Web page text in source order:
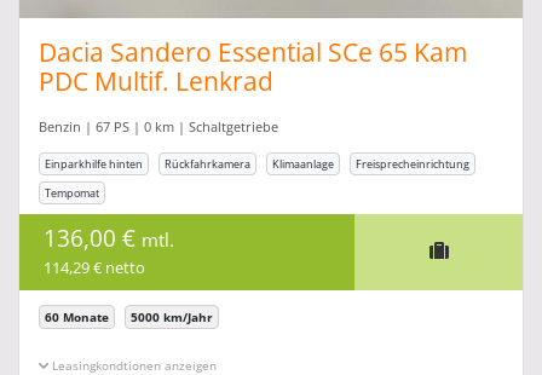
Dacia Sandero Essential SCe 65 Kam
PDC Multif. Lenkrad
Benzin | 67 PS | 0 km | Schaltgetriebe
Einparkhilfe hinten Rückfahrkamera Klimaanlage
Freisprecheinrichtung
Tempomat
136,00 € mtl.
114,29 € netto
60 Monate 5000 km/Jahr
Leasingkonditionen ein-/ausblenden